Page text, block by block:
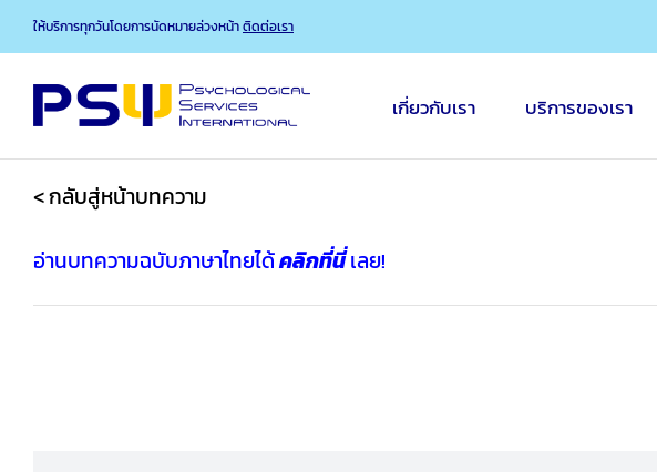
Skip
to
content
ให้บริการทุกวันโดยการนัดหมายล่วงหน้าติดต่อเรา
เกี่ยวกับเรา บริการของเรา
< กลับสู่หน้าบทความ
อ่านบทความฉบับภาษาไทยได้คลิกที่นี่เลย!